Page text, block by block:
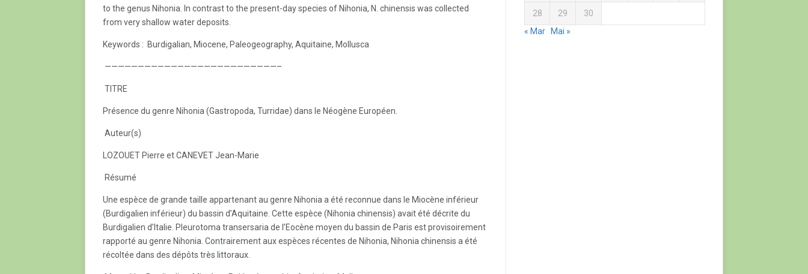
to the genus Nihonia. In contrast to the present-day species of Nihonia, N. chinensis was collected
from very shallow water deposits.
Keywords : Burdigalian, Miocene, Paleogeography, Aquitaine, Mollusca
——————————————————————————–
TITRE
Présence du genre Nihonia (Gastropoda, Turridae) dans le Néogène Européen.
Auteur(s)
LOZOUET Pierre et CANEVET Jean-Marie
Résumé
Une espèce de grande taille appartenant au genre Nihonia a été reconnue dans le Miocène inférieur
(Burdigalien inférieur) du bassin d’Aquitaine. Cette espèce (Nihonia chinensis) avait été décrite du
Burdigalien d’Italie. Pleurotoma transersaria de l’Eocène moyen du bassin de Paris est provisoirement
rapporté au genre Nihonia. Contrairement aux espèces récentes de Nihonia, Nihonia chinensis a été
récoltée dans des dépôts très littoraux.
28 29
30
« Mar
Mai »